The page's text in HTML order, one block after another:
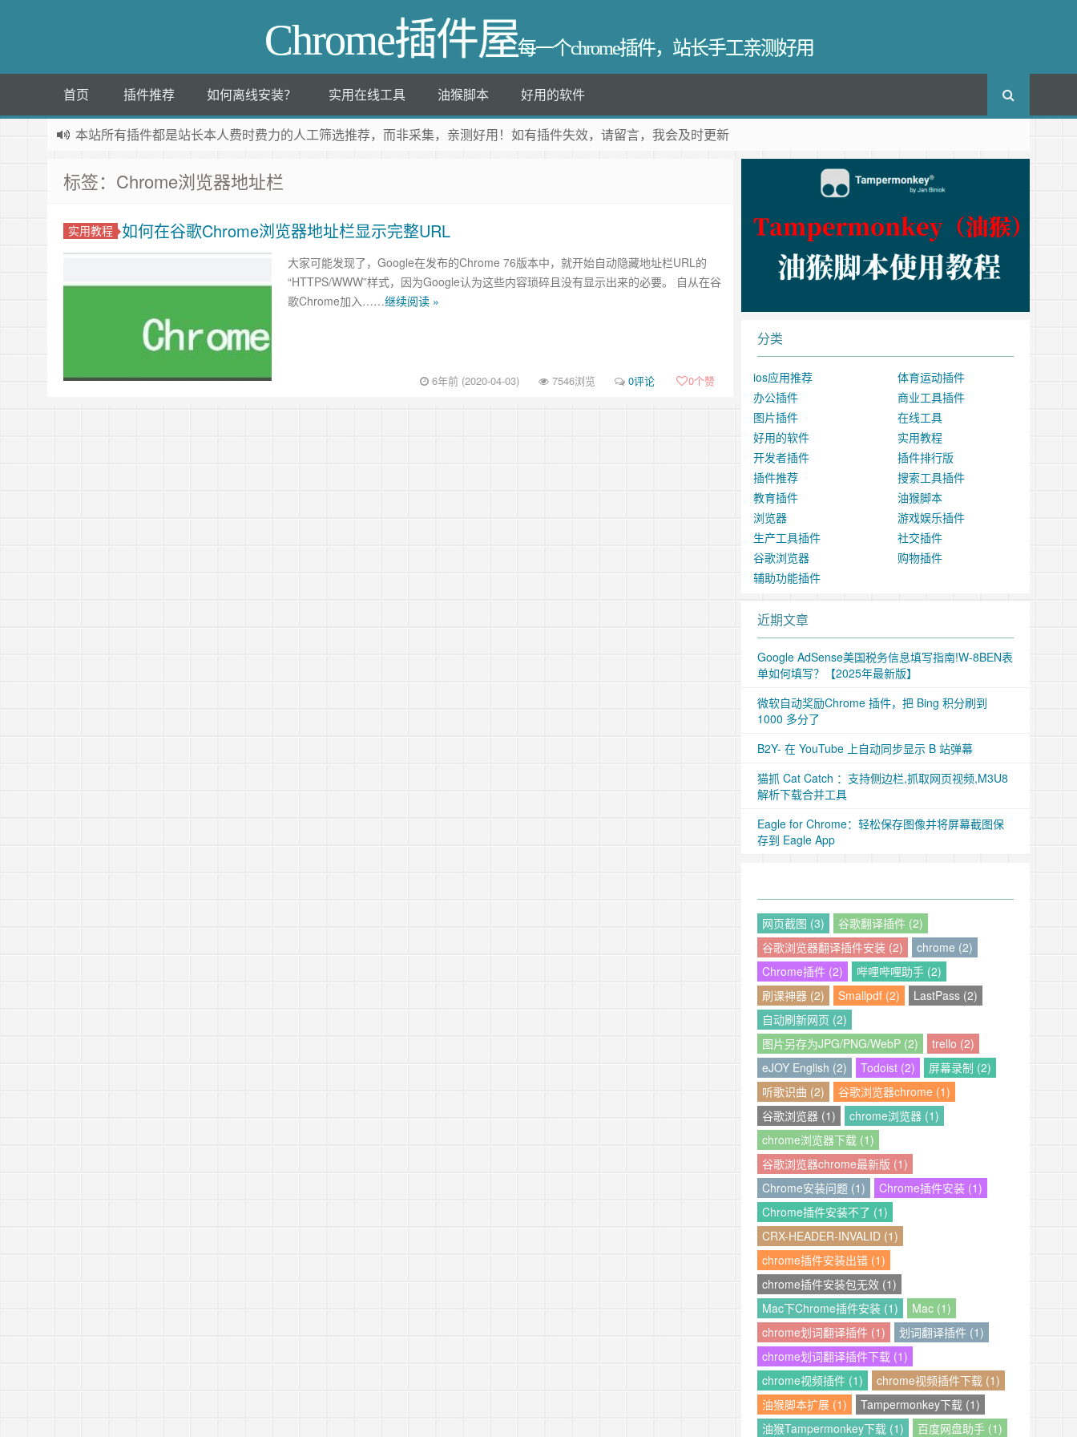
Chrome插件屋每一个chrome插件，站长手工亲测好用
首页 插件推荐 如何离线安装？ 实用在线工具 油猴脚本 好用的软件
本站所有插件都是站长本人费时费力的人工筛选推荐，而非采集，亲测好用！如有插件失效，请留言，我会及时更新
标签：Chrome浏览器地址栏
实用教程 如何在谷歌Chrome浏览器地址栏显示完整URL
大家可能发现了，Google在发布的Chrome 76版本中，就开始自动隐藏地址栏URL的
“HTTPS/WWW”样式，因为Google认为这些内容琐碎且没有显示出来的必要。 自从在谷
歌Chrome加入……继续阅读 »
6年前 (2020-04-03) 7546浏览 0评论 0个赞
分类
ios应用推荐
体育运动插件
办公插件
商业工具插件
图片插件
在线工具
好用的软件
实用教程
开发者插件
插件排行版
插件推荐
搜索工具插件
教育插件
油猴脚本
浏览器
游戏娱乐插件
生产工具插件
社交插件
谷歌浏览器
购物插件
辅助功能插件
近期文章
Google AdSense美国税务信息填写指南!W-8BEN表
单如何填写？【2025年最新版】
微软自动奖励Chrome 插件，把 Bing 积分刷到
1000 多分了
B2Y- 在 YouTube 上自动同步显示 B 站弹幕
猫抓 Cat Catch ：支持侧边栏,抓取网页视频,M3U8
解析下载合并工具
Eagle for Chrome：轻松保存图像并将屏幕截图保
存到 Eagle App
网页截图 (3)
谷歌翻译插件 (2)
谷歌浏览器翻译插件安装 (2)
chrome (2)
Chrome插件 (2)
哔哩哔哩助手 (2)
刷课神器 (2)
Smallpdf (2)
LastPass (2)
自动刷新网页 (2)
图片另存为JPG/PNG/WebP (2)
trello (2)
eJOY English (2)
Todoist (2)
屏幕录制 (2)
听歌识曲 (2)
谷歌浏览器chrome (1)
谷歌浏览器 (1)
chrome浏览器 (1)
chrome浏览器下载 (1)
谷歌浏览器chrome最新版 (1)
Chrome安装问题 (1)
Chrome插件安装 (1)
Chrome插件安装不了 (1)
CRX-HEADER-INVALID (1)
chrome插件安装出错 (1)
chrome插件安装包无效 (1)
Mac下Chrome插件安装 (1)
Mac (1)
chrome划词翻译插件 (1)
划词翻译插件 (1)
chrome划词翻译插件下载 (1)
chrome视频插件 (1)
chrome视频插件下载 (1)
油猴脚本扩展 (1)
Tampermonkey下载 (1)
油猴Tampermonkey下载 (1)
百度网盘助手 (1)